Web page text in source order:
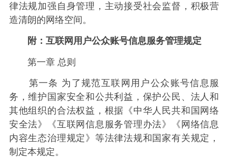
律法规加强自身管理，主动接受社会监督，积极营
造清朗的网络空间。
附：互联网用户公众账号信息服务管理规定
第一章 总则
第一条 为了规范互联网用户公众账号信息服
务，维护国家安全和公共利益，保护公民、法人和
其他组织的合法权益，根据《中华人民共和国网络
安全法》《互联网信息服务管理办法》《网络信息
内容生态治理规定》等法律法规和国家有关规定，
制定本规定。